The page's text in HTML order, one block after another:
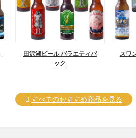
田沢湖ビール バラエティパ
ック
スワ
すべてのおすすめ商品を見る